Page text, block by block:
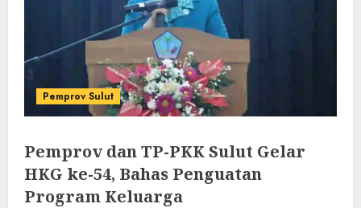
Pemprov Sulut
Pemprov dan TP-PKK Sulut Gelar
HKG ke-54, Bahas Penguatan
Program Keluarga